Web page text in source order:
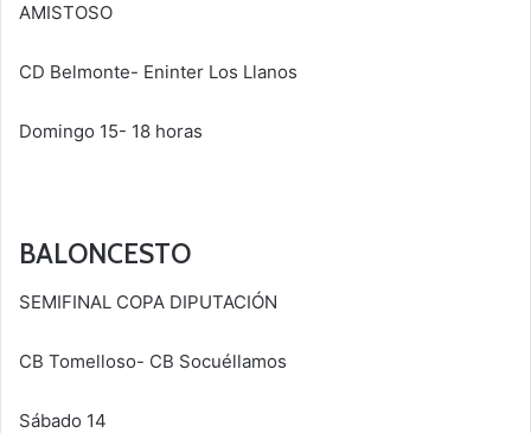
AMISTOSO
CD Belmonte- Eninter Los Llanos
Domingo 15- 18 horas
BALONCESTO
SEMIFINAL COPA DIPUTACIÓN
CB Tomelloso- CB Socuéllamos
Sábado 14